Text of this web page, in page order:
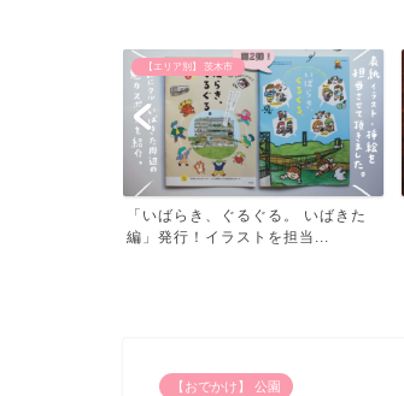
お知らせ
茨木市・おにクル周辺の寄り道スポ
ットを紹介する冊子「いば...
【おでかけ】 公園